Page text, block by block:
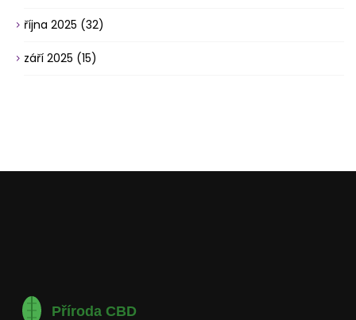
října 2025 (32)
září 2025 (15)